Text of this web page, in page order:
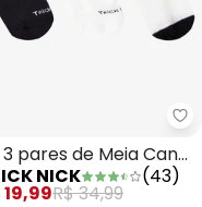
- Kit 3 pares de
3 pares de Meia Cano
Infantil Preto
NICK (43)
19,99R$ 34,99